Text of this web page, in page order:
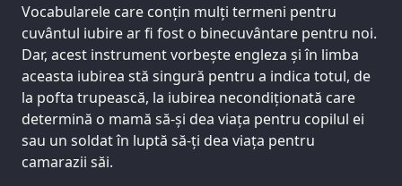
Vocabularele care conțin mulți termeni pentru
cuvântul iubire ar fi fost o binecuvântare pentru noi.
Dar, acest instrument vorbește engleza și în limba
aceasta iubirea stă singură pentru a indica totul, de
la pofta trupească, la iubirea necondiționată care
determină o mamă să-și dea viața pentru copilul ei
sau un soldat în luptă să-ți dea viața pentru
camarazii săi.